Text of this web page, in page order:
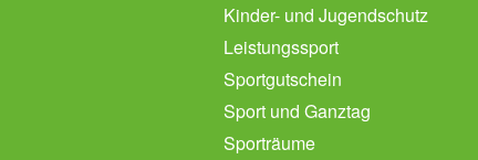
Kinder- und Jugendschutz
Leistungssport
Sportgutschein
Sport und Ganztag
Sporträume